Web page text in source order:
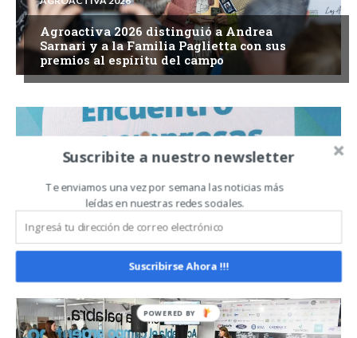
Agroactiva 2026 distinguió a Andrea
Sarnari y a la Familia Paglietta con sus
premios al espíritu del campo
AGROACTIVA 2026
El Banco Nación marcó un récord
histórico de financiamiento en
Agroactiva 2026
Suscribite a nuestro newsletter
Te enviamos una vez por semana las noticias más
leídas en nuestras redes sociales.
Suscribirse Ahora !!!